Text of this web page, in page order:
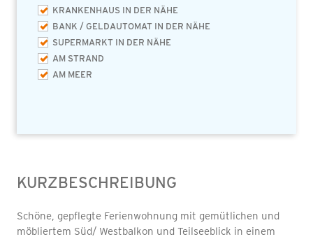
KRANKENHAUS IN DER NÄHE
BANK / GELDAUTOMAT IN DER NÄHE
SUPERMARKT IN DER NÄHE
AM STRAND
AM MEER
KURZBESCHREIBUNG
Schöne, gepflegte Ferienwohnung mit gemütlichen und
möbliertem Süd/ Westbalkon und Teilseeblick in einem